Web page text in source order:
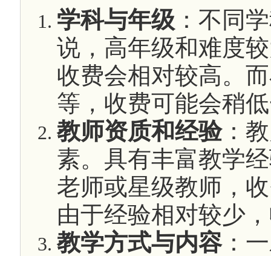
学科与年级 ：不同
说，高年级和难度
收费会相对较高。
等，收费可能会稍
教师资质和经验：
素。具有丰富教学
老师或星级教师，
由于经验相对较少
教学方式与内容：